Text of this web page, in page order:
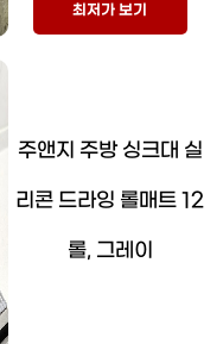
최저가 보기
주앤지 주방 싱크대 실
리콘 드라잉 롤매트 12
롤, 그레이